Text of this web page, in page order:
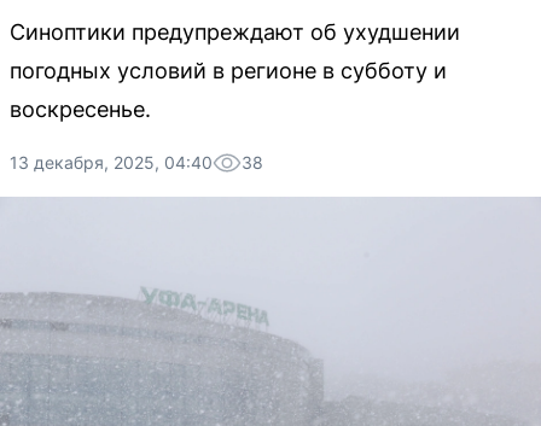
Синоптики предупреждают об ухудшении
погодных условий в регионе в субботу и
воскресенье.
13 декабря, 2025, 04:40 38